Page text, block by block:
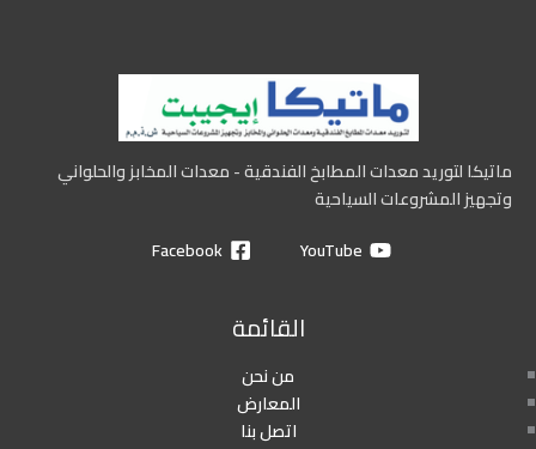
ماتيكا لتوريد معدات المطابخ الفندقية - معدات المخابز والحلواني
وتجهيز المشروعات السياحية
YouTube
Facebook
القائمة
من نحن
المعارض
اتصل بنا